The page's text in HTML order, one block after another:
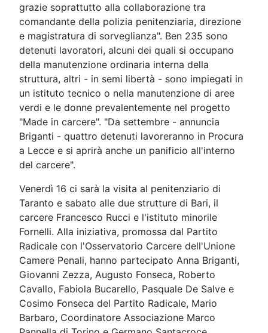
grazie soprattutto alla collaborazione tra
comandante della polizia penitenziaria, direzione
e magistratura di sorveglianza". Ben 235 sono
detenuti lavoratori, alcuni dei quali si occupano
della manutenzione ordinaria interna della
struttura, altri - in semi libertà - sono impiegati in
un istituto tecnico o nella manutenzione di aree
verdi e le donne prevalentemente nel progetto
"Made in carcere". "Da settembre - annuncia
Briganti - quattro detenuti lavoreranno in Procura
a Lecce e si aprirà anche un panificio all'interno
del carcere".
Venerdì 16 ci sarà la visita al penitenziario di
Taranto e sabato alle due strutture di Bari, il
carcere Francesco Rucci e l'istituto minorile
Fornelli. Alla iniziativa, promossa dal Partito
Radicale con l'Osservatorio Carcere dell'Unione
Camere Penali, hanno partecipato Anna Briganti,
Giovanni Zezza, Augusto Fonseca, Roberto
Cavallo, Fabiola Bucarello, Pasquale De Salve e
Cosimo Fonseca del Partito Radicale, Mario
Barbaro, Coordinatore Associazione Marco